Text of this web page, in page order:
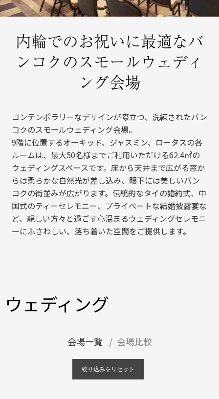
内輪でのお祝いに最適なバ
ンコクのスモールウェディ
ング会場
コンテンポラリーなデザインが際立つ、洗練されたバン
コクのスモールウェディング会場。
9階に位置するオーキッド、ジャスミン、ロータスの各
ルームは、最大50名様までご利用いただける62.4㎡の
ウェディングスペースです。床から天井まで広がる窓か
らは柔らかな自然光が差し込み、眼下には美しいバン
コクの街並みが広がります。伝統的なタイの婚約式、中
国式のティーセレモニー、プライベートな結婚披露宴な
ど、親しい方々と過ごす心温まるウェディングセレモニ
ーにふさわしい、落ち着いた空間をご提供します。
ウェディング
会場一覧 会場比較
絞り込みをリセット